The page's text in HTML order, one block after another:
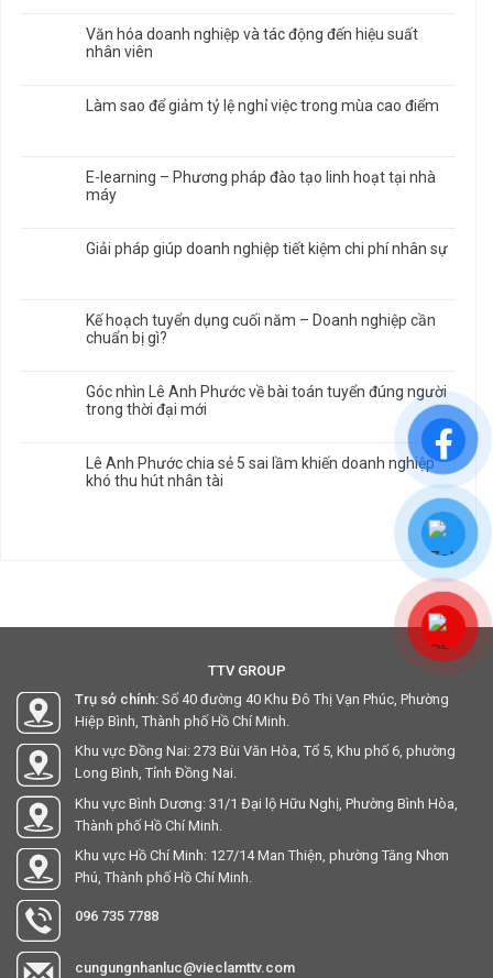
Văn hóa doanh nghiệp và tác động đến hiệu suất
nhân viên
Làm sao để giảm tỷ lệ nghỉ việc trong mùa cao điểm
E-learning – Phương pháp đào tạo linh hoạt tại nhà
máy
Giải pháp giúp doanh nghiệp tiết kiệm chi phí nhân sự
Kế hoạch tuyển dụng cuối năm – Doanh nghiệp cần
chuẩn bị gì?
Góc nhìn Lê Anh Phước về bài toán tuyển đúng người
trong thời đại mới
Lê Anh Phước chia sẻ 5 sai lầm khiến doanh nghiệp
khó thu hút nhân tài
TTV GROUP
Trụ sở chính: Số 40 đường 40 Khu Đô Thị Vạn Phúc, Phường
Hiệp Bình, Thành phố Hồ Chí Minh.
Khu vực Đồng Nai: 273 Bùi Văn Hòa, Tổ 5, Khu phố 6, phường
Long Bình, Tỉnh Đồng Nai.
Khu vực Bình Dương: 31/1 Đại lộ Hữu Nghị, Phường Bình Hòa,
Thành phố Hồ Chí Minh.
Khu vực Hồ Chí Minh: 127/14 Man Thiện, phường Tăng Nhơn
Phú, Thành phố Hồ Chí Minh.
096 735 7788
cungungnhanluc@vieclamttv.com